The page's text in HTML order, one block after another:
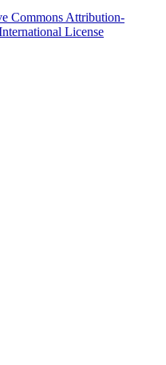
Commons Attribution-
License